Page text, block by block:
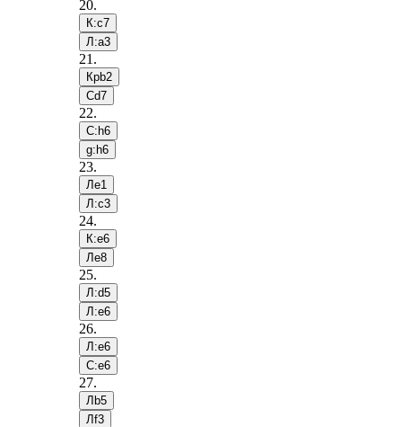
20.
К:c7
Л:a3
21 .
Крb2
Сd7
22.
С:h6
g:h6
23.
Лe1
Л:c3
24.
К:e6
Лe8
25.
Л:d5
Л:e6
26.
Л:e6
С:e6
27.
Лb5
Лf3